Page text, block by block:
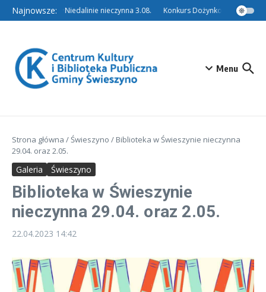
Przejdź do treści
Najnowsze:Filia w Niedalinie nieczynna 3.08. Konkurs Dożynkowy –
Menu
Strona główna /Świeszyno / Biblioteka w Świeszynie nieczynna
29.04. oraz 2.05.
Galeria Świeszyno
Biblioteka w Świeszynie
nieczynna 29.04. oraz 2.05.
22.04.2023 14:42